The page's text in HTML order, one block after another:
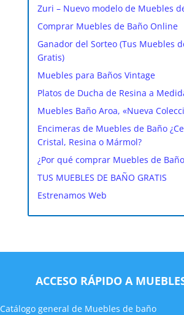
Zuri – Nuevo modelo de Muebles
Comprar Muebles de Baño Online
Ganador del Sorteo (Tus Muebles
Gratis)
Muebles para Baños Vintage
Platos de Ducha de Resina a
Muebles Baño Aroa, «Nueva
Encimeras de Muebles de Baño
Cristal, Resina o Mármol?
¿Por qué comprar Muebles de
TUS MUEBLES DE BAÑO GRATIS
Estrenamos Web
ACCESO RÁPIDO A
Catálogo general de Muebles de baño